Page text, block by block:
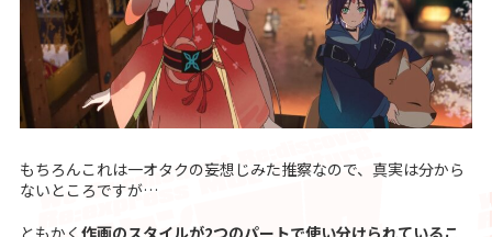
もちろんこれは一オタクの妄想じみた推察なので、真実は分から
ないところですが…
ともかく作画のスタイルが2つのパートで使い分けられているこ